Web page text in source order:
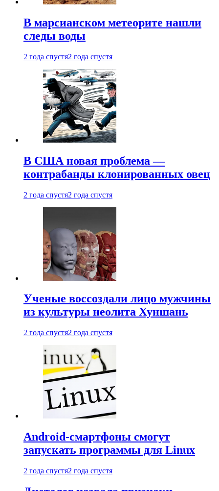
В марсианском метеорите нашли
следы воды
2 года спустя2 года спустя
В США новая проблема —
контрабанды клонированных овец
2 года спустя2 года спустя
Ученые воссоздали лицо мужчины
из культуры неолита Хуншань
2 года спустя2 года спустя
Android-смартфоны смогут
запускать программы для Linux
2 года спустя2 года спустя